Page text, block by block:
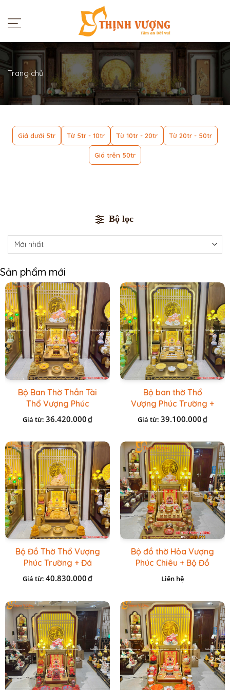
Trang chủ
Giá dưới 5tr Từ 5tr - 10tr Từ 10tr - 20tr Từ 20tr - 50tr
Giá trên 50tr
Bộ lọc
Sản phẩm mới
Bộ Ban Thờ Thần Tài
Thổ Vượng Phúc
Trường + Bộ Đồ Sứ
Cao Cấp Gấm Vàng
Giá từ: 36.420.000₫
Bộ ban thờ Thổ
Vượng Phúc Trường +
Đồ Sứ Vàng Đá Cao
Giá từ: 39.100.000₫
Bộ Đồ Thờ Thổ Vượng
Phúc Trường + Đá
Onix Vàng
Giá từ: 40.830.000₫
Bộ đồ thờ Hỏa Vượng
Phúc Chiêu + Bộ Đồ
Thờ Đá Đỏ Bọc Đồng
Cao cấp
Liên hệ